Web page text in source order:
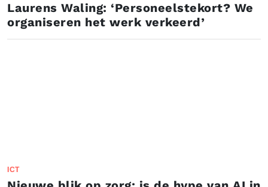
Laurens Waling: ‘Personeelstekort? We
organiseren het werk verkeerd’
ICT